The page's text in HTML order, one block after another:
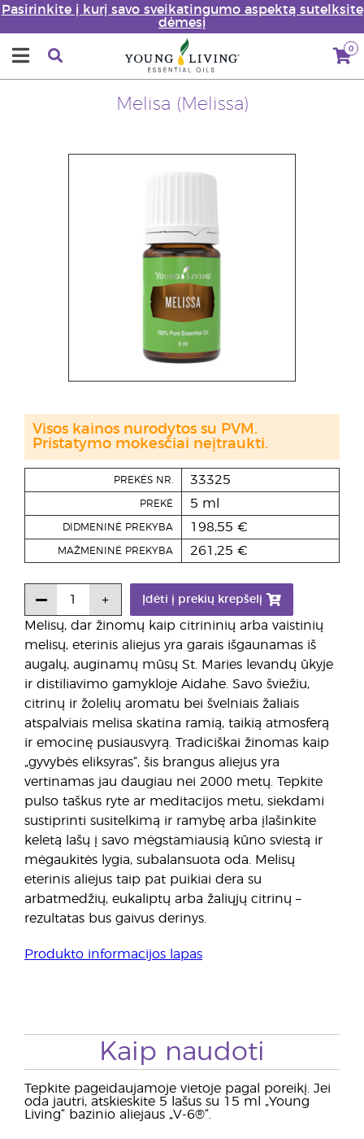
Pasirinkite į kurį savo sveikatingumo aspektą sutelksite
dėmesį
0
Melisa (Melissa)
Melisų, dar žinomų kaip citrininių arba vaistinių
melisų, eterinis aliejus yra garais išgaunamas iš
augalų, auginamų mūsų St. Maries levandų ūkyje
ir distiliavimo gamykloje Aidahe. Savo šviežiu,
citrinų ir žolelių aromatu bei švelniais žaliais
atspalviais melisa skatina ramią, taikią atmosferą
ir emocinę pusiausvyrą. Tradiciškai žinomas kaip
„gyvybės eliksyras“, šis brangus aliejus yra
vertinamas jau daugiau nei 2000 metų. Tepkite
pulso taškus ryte ar meditacijos metu, siekdami
sustiprinti susitelkimą ir ramybę arba įlašinkite
keletą lašų į savo mėgstamiausią kūno sviestą ir
mėgaukitės lygia, subalansuota oda. Melisų
eterinis aliejus taip pat puikiai dera su
arbatmedžių, eukaliptų arba žaliųjų citrinų –
rezultatas bus gaivus derinys.
Produkto informacijos lapas
PREKĖS NR. 33325
PREKĖ 5 ml
DIDMENINĖ PREKYBA 198,55 €
MAŽMENINĖ PREKYBA 261,25 €
Įdėti į prekių krepšelį
Visos kainos nurodytos su PVM.
Pristatymo mokesčiai neįtraukti.
Kaip naudoti
Tepkite pageidaujamoje vietoje pagal poreikį. Jei
oda jautri, atskieskite 5 lašus su 15 ml „Young
Living“ bazinio aliejaus „V-6®“.